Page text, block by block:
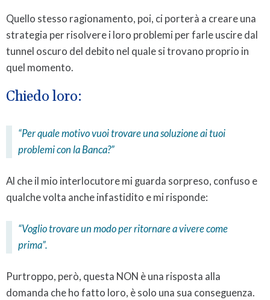
Quello stesso ragionamento, poi, ci porterà a creare una
strategia per risolvere i loro problemi per farle uscire dal
tunnel oscuro del debito nel quale si trovano proprio in
quel momento.
Chiedo loro:
“Per quale motivo vuoi trovare una soluzione ai tuoi
problemi con la Banca?”
Al che il mio interlocutore mi guarda sorpreso, confuso e
qualche volta anche infastidito e mi risponde:
“Voglio trovare un modo per ritornare a vivere come
prima”.
Purtroppo, però, questa NON è una risposta alla
domanda che ho fatto loro, è solo una sua conseguenza.